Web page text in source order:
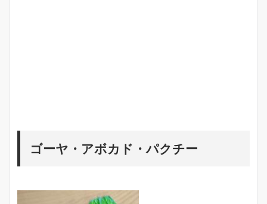
ゴーヤ・アボカド・パクチー